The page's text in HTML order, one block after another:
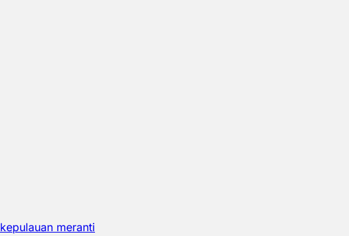
kepulauan meranti